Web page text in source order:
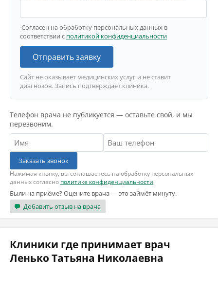
Согласен на обработку персональных данных в
соответствии с политикой конфиденциальности
Отправить заявку
Сайт не оказывает медицинских услуг и не ставит
диагнозов. Запись подтверждает клиника.
Телефон врача не публикуется — оставьте свой, и мы
перезвоним.
Заказать звонок
Нажимая кнопку, вы соглашаетесь на обработку персональных
данных согласно политике конфиденциальности.
Были на приёме? Оцените врача — это займёт минуту.
Добавить отзыв на врача
Клиники где принимает врач
Ленько Татьяна Николаевна